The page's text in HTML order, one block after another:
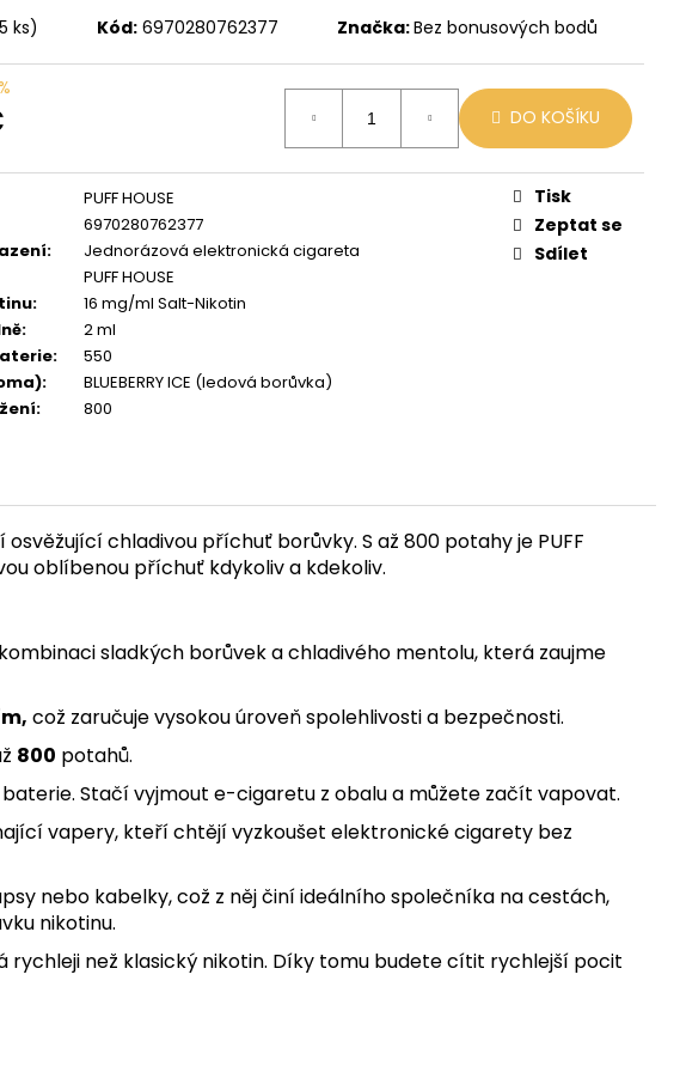
ks) Kód: 6970280762377 Značka:Bez bonusových bodů
DO KOŠÍKU
PUFF HOUSE
6970280762377
:
Jednorázová elektronická cigareta
PUFF HOUSE
:
16 mg/ml Salt-Nikotin
:
2 ml
:
550
:
BLUEBERRY ICE (ledová borůvka)
: 800
Tisk
Zeptat se
Sdílet
chladivou příchuť borůvky. S až 800 potahy je PUFF
oblíbenou příchuť kdykoliv a kdekoliv.
sladkých borůvek a chladivého mentolu, která zaujme
což zaručuje vysokou úroveň spolehlivosti a bezpečnosti.
800 potahů.
baterie. Stačí vyjmout e-cigaretu z obalu a můžete začít vapovat.
vapery, kteří chtějí vyzkoušet elektronické cigarety bez
nebo kabelky, což z něj činí ideálního společníka na cestách,
nikotinu.
rychleji než klasický nikotin. Díky tomu budete cítit rychlejší pocit
59 Kč
Původně:99 Kč